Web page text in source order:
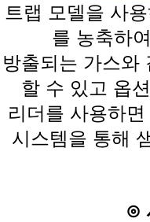
트랩 모델을 사
를 농축하
방출되는 가스와
할 수 있고 옵
리더를 사용하
시스템을 통해
⊙